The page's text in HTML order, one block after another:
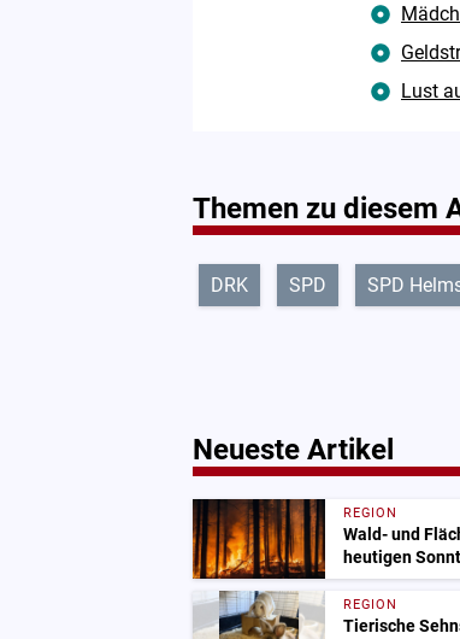
Lust
Themen zu diesem
DRK SPD SPD
Neueste Artikel
REGION
Wald- und
heutigen
REGION
Tierische